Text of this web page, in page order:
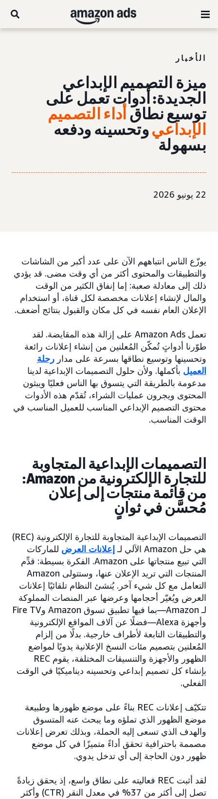
الأخبار
ميزة التصميم الإبداعي
الجديدة: أدوات تعمل على
توسيع نطاق أداء التصميم
الإبداعيوتحسينه ودفعه
بسهولة
22 يونيو 2026
يوزّع الناس انتباههم الآن على عدد أكبر من الشاشات
والتطبيقات والمحتوى أكثر من أي وقت مضى. قد يؤدي
ذلك إلى معادلة صعبة: إما إنفاق الكثير من الوقت
والمال لإنشاء إعلانات مخصصة لكل قناة، أو استخدام
الإعلان العام نفسه في كل مكان والقبول بنتائج أضعف.
تعمل Amazon Ads على إزالة هذه المقايضة. لقد
طوّرنا أدواتٍ تُمكّن المُعلنين من إنشاء إعلانات رائعة
وتحسينها وتوسيع نطاقها بسرعة على مدار رحلة
العميل بأكملها. ولأن حلول التصميمات الإبداعية لدينا
مدعومة بالطريقة التي يتسوق بها الناس فعليًا ويبثون
المحتوى ويجرون عمليات الشراء، تُقدّم هذه الأدوات
محتوى التصميم الإبداعي المناسب للعميل المناسب في
الوقت المناسب.
التصميمات الإبداعية المتجاوبة
للتجارة الإلكترونية من Amazon:
من قائمة منتجات إلى إعلان
مُحسَّن في ثوانٍ
التصميمات الإبداعية المتجاوبة للتجارة الإلكترونية (REC)
هي حل Amazon الآلي لـ
إعلانات العرض للماركات
التي تبيع منتجاتها على Amazon. الفكرة بسيطة: قدِّم
المنتجات التي تريد الإعلان عنها، وستتولى Amazon
التعامل مع كل شيء آخر. يُنشئ النظام تلقائيًا إعلانات
العرض ويُغيّر أحجامها وعرضها عبر المنصات المملوكة
لـ Amazon—بما فيها تطبيق تسوق Amazon وFire TV
وأجهزة Alexa—فضلًا عن آلاف المواقع الإلكترونية
والتطبيقات التابعة لأطراف خارجية. بدلًا من إلزام
المُعلنين بتصميم مئات النسخ الإعلانية يدويًا لمواضع
الظهور والأجهزة والتنسيقات المختلفة، يقوم REC
بإنشاء كل تصميم إبداعي وتحسينه ديناميكيًا في الوقت
الفعلي.
تتكيّف إعلانات REC بناءً على موضع ظهورها وطبيعة
موضع الظهور الذي تملؤه وما يبحث عنه المتسوق
والهدف الذي تسعى إليه الحملة، وبذلك تعرض إعلانات
مصممة باحترافية تحقق أداءً متميزًا في كل موضع
ظهور دون الحاجة إلى أي تدخل يدوي.
لقد أثبت REC فعاليته على نطاق واسع، إذ يحقق زيادةً
تصل إلى أكثر من 37% في معدل النقر (CTR) وأكثر